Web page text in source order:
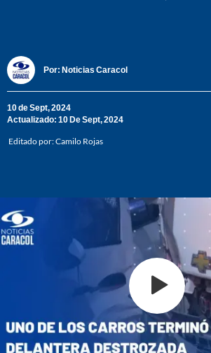
Por: Noticias Caracol
10 de Sept, 2024
Actualizado: 10 De Sept, 2024
Editado por:Camilo Rojas